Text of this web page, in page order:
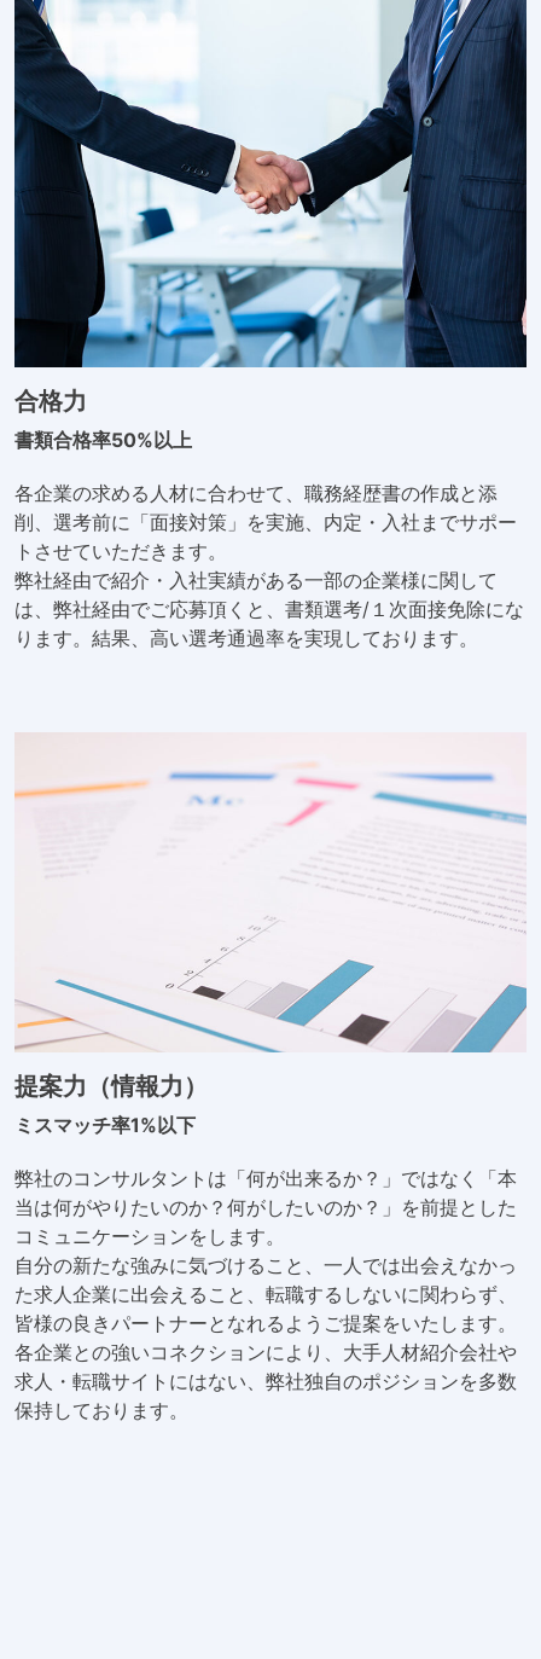
合格力
書類合格率50%以上
各企業の求める人材に合わせて、職務経歴書の作成と添
削、選考前に「面接対策」を実施、内定・入社までサポー
トさせていただきます。
弊社経由で紹介・入社実績がある一部の企業様に関して
は、弊社経由でご応募頂くと、書類選考/１次面接免除にな
ります。結果、高い選考通過率を実現しております。
提案力（情報力）
ミスマッチ率1%以下
弊社のコンサルタントは「何が出来るか？」ではなく「本
当は何がやりたいのか？何がしたいのか？」を前提とした
コミュニケーションをします。
自分の新たな強みに気づけること、一人では出会えなかっ
た求人企業に出会えること、転職するしないに関わらず、
皆様の良きパートナーとなれるようご提案をいたします。
各企業との強いコネクションにより、大手人材紹介会社や
求人・転職サイトにはない、弊社独自のポジションを多数
保持しております。